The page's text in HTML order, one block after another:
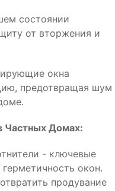
состоянии
от вторжения и
окна
предотвращая шум
Частных Домах:
- ключевые
окон.
продувание